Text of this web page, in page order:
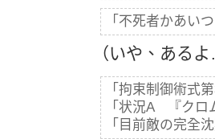
「不死者かあい
（いや、あるよ
「拘束制御術式
「状況A 『クロ
「目前敵の完全